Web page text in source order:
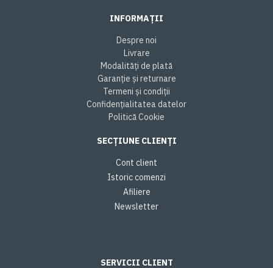
INFORMAȚII
Despre noi
Livrare
Modalități de plată
Garanție și returnare
Termeni și condiții
Confidențialitatea datelor
Politică Cookie
SECȚIUNE CLIENȚI
Cont client
Istoric comenzi
Afiliere
Newsletter
SERVICII CLIENT